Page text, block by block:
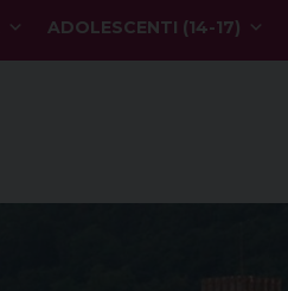
ADOLESCENTI (14-17)